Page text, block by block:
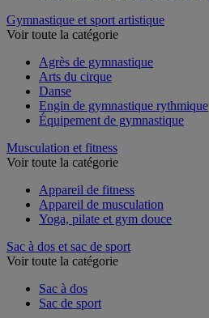
Gymnastique et sport artistique
Voir toute la catégorie
Agrès de gymnastique
Arts du cirque
Danse
Engin de gymnastique rythmique
Équipement de gymnastique
Musculation et fitness
Voir toute la catégorie
Appareil de fitness
Appareil de musculation
Yoga, pilate et gym douce
Sac à dos et sac de sport
Voir toute la catégorie
Sac à dos
Sac de sport